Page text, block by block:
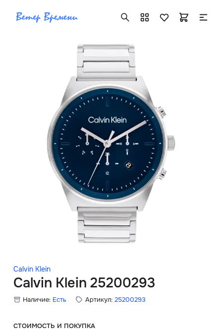
Calvin Klein
Calvin Klein 25200293
Наличие: Есть Артикул: 25200293
СТОИМОСТЬ И ПОКУПКА
+7 ( 705 ) 181-42-50
info@vetervremeni.kz
Авторизация
Каталог
Мужские часы
Женские часы
Скидки
Главная
О нас